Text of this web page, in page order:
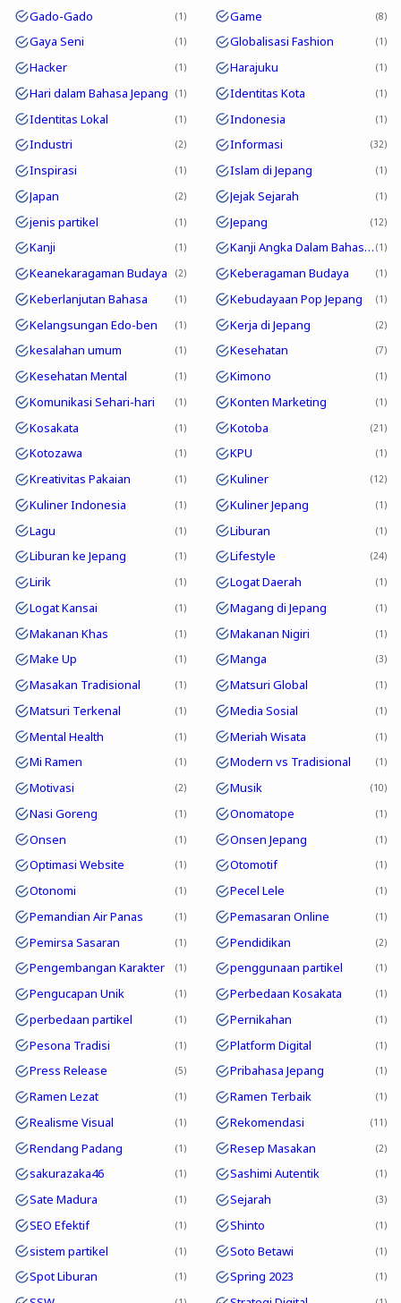
Gado-Gado 1 Game 8
Gaya Seni 1 Globalisasi Fashion 1
Hacker 1 Harajuku 1
Hari dalam Bahasa Jepang 1 Identitas Kota 1
Identitas Lokal 1 Indonesia 1
Industri 2 Informasi 32
Inspirasi 1 Islam di Jepang 1
Japan 2 Jejak Sejarah 1
jenis partikel 1 Jepang 12
Kanji 1 Kanji Angka Dalam Bahasa Jepang 1
Keanekaragaman Budaya 2 Keberagaman Budaya 1
Keberlanjutan Bahasa 1 Kebudayaan Pop Jepang 1
Kelangsungan Edo-ben 1 Kerja di Jepang 2
kesalahan umum 1 Kesehatan 7
Kesehatan Mental 1 Kimono 1
Komunikasi Sehari-hari 1 Konten Marketing 1
Kosakata 1 Kotoba 21
Kotozawa 1 KPU 1
Kreativitas Pakaian 1 Kuliner 12
Kuliner Indonesia 1 Kuliner Jepang 1
Lagu 1 Liburan 1
Liburan ke Jepang 1 Lifestyle 24
Lirik 1 Logat Daerah 1
Logat Kansai 1 Magang di Jepang 1
Makanan Khas 1 Makanan Nigiri 1
Make Up 1 Manga 3
Masakan Tradisional 1 Matsuri Global 1
Matsuri Terkenal 1 Media Sosial 1
Mental Health 1 Meriah Wisata 1
Mi Ramen 1 Modern vs Tradisional 1
Motivasi 2 Musik 10
Nasi Goreng 1 Onomatope 1
Onsen 1 Onsen Jepang 1
Optimasi Website 1 Otomotif 1
Otonomi 1 Pecel Lele 1
Pemandian Air Panas 1 Pemasaran Online 1
Pemirsa Sasaran 1 Pendidikan 2
Pengembangan Karakter 1 penggunaan partikel 1
Pengucapan Unik 1 Perbedaan Kosakata 1
perbedaan partikel 1 Pernikahan 1
Pesona Tradisi 1 Platform Digital 1
Press Release 5 Pribahasa Jepang 1
Ramen Lezat 1 Ramen Terbaik 1
Realisme Visual 1 Rekomendasi 11
Rendang Padang 1 Resep Masakan 2
sakurazaka46 1 Sashimi Autentik 1
Sate Madura 1 Sejarah 3
SEO Efektif 1 Shinto 1
sistem partikel 1 Soto Betawi 1
Spot Liburan 1 Spring 2023 1